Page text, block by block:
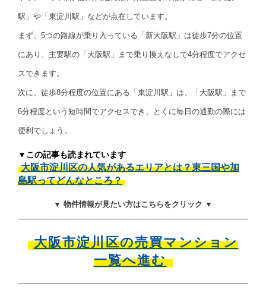
駅」や「東淀川駅」などが点在しています。
まず、5つの路線が乗り入っている「新大阪駅」は徒歩7分の位置
にあり、主要駅の「大阪駅」まで乗り換えなしで4分程度でアクセ
スできます。
次に、徒歩8分程度の位置にある「東淀川駅」は、「大阪駅」まで
6分程度という短時間でアクセスでき、とくに毎日の通勤の際には
便利でしょう。
▼この記事も読まれています
大阪市淀川区の人気があるエリアとは？東三国や加
島駅ってどんなところ？
▼ 物件情報が見たい方はこちらをクリック ▼
大阪市淀川区の売買マンション
一覧へ進む